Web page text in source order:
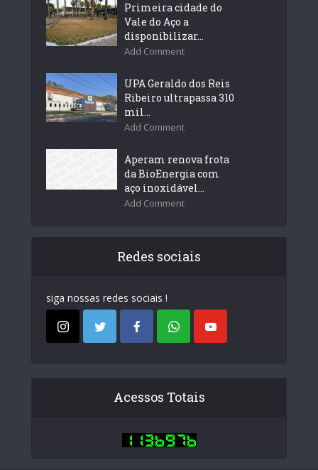
Primeira cidade do
Vale do Aço a
disponibilizar...
Add Comment
UPA Geraldo dos Reis
Ribeiro ultrapassa 310
mil...
Add Comment
Aperam renova frota
da BioEnergia com
aço inoxidável...
Add Comment
Redes sociais
siga nossas redes sociais !
Acessos Totais